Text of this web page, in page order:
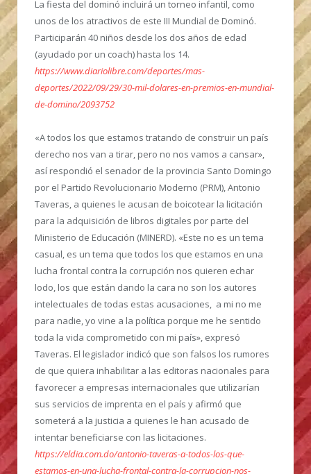
La fiesta del dominó incluirá un torneo infantil, como
unos de los atractivos de este III Mundial de Dominó.
Participarán 40 niños desde los dos años de edad
(ayudado por un coach) hasta los 14.
https://www.diariolibre.com/deportes/mas-
deportes/2022/09/29/30-mil-dolares-en-premios-en-mundial-
de-domino/2093752
«A todos los que estamos tratando de construir un país
derecho nos van a tirar, pero no nos vamos a cansar»,
así respondió el senador de la provincia Santo Domingo
por el Partido Revolucionario Moderno (PRM), Antonio
Taveras, a quienes le acusan de boicotear la licitación
para la adquisición de libros digitales por parte del
Ministerio de Educación (MINERD). «Este no es un tema
casual, es un tema que todos los que estamos en una
lucha frontal contra la corrupción nos quieren echar
lodo, los que están dando la cara no son los autores
intelectuales de todas estas acusaciones, a mi no me
para nadie, yo vine a la política porque me he sentido
toda la vida comprometido con mi país», expresó
Taveras. El legislador indicó que son falsos los rumores
de que quiera inhabilitar a las editoras nacionales para
favorecer a empresas internacionales que utilizarían
sus servicios de imprenta en el país y afirmó que
someterá a la justicia a quienes le han acusado de
intentar beneficiarse con las licitaciones.
https://eldia.com.do/antonio-taveras-a-todos-los-que-
estamos-en-una-lucha-frontal-contra-la-corrupcion-nos-